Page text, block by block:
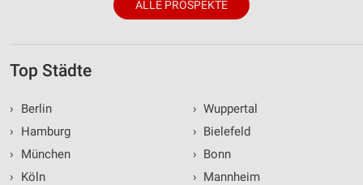
ALLE PROSPEKTE
Top Städte
›
Berlin
›
Hamburg
›
München
›
Köln
› Wuppertal
› Bielefeld
› Bonn
› Mannheim